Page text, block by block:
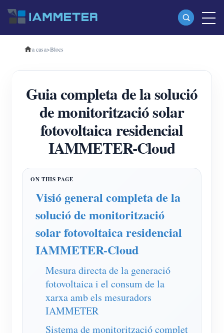
Productes
Mesurador d'energia Wi-Fi trifàsic (WEM3080T)
Mesurador d'energia Wi-Fi trifàsic (WEM3046T)
Mesurador d'energia Wi-Fi trifàsic (WEM3050T)
Controlador d'alimentació WiFi
IAMMETER Cloud Pro
Carregador EV
Simulador IAMMETER
Mesurador virtual
Sistema de Predicció i Simulació Energètica
Aplicacions
Monitor d'energia del sistema solar fotovoltaic
Monitor de consum d'electricitat
Botiga
Recursos
a casa>Blocs
Guia completa de la solució
de monitorització solar
fotovoltaica residencial
IAMMETER-Cloud
Visió general completa de la
solució de monitorització
solar fotovoltaica residencial
IAMMETER-Cloud
Mesura directa de la generació
fotovoltaica i el consum de la
xarxa amb els mesuradors
IAMMETER
Sistema de monitorització complet